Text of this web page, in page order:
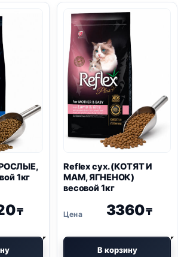
1кг
₸
Reflex сух. (КОТЯТ И
МАМ, ЯГНЕНОК)
весовой 1кг
3360₸
В корзину